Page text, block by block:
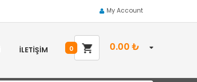
My Account
İLETIŞIM 0.00 ₺
0